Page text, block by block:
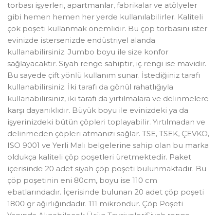
torbası işyerleri, apartmanlar, fabrikalar ve atölyeler
gibi hemen hemen her yerde kullanılabilirler. Kaliteli
çok poşeti kullanmak önemlidir. Bu çöp torbasını ister
evinizde istersenizde endüstriyel alanda
kullanabilirsiniz. Jumbo boyu ile size konfor
sağlayacaktır. Siyah renge sahiptir, iç rengi ise mavidir.
Bu sayede çift yönlü kullanım sunar. İstediğiniz tarafı
kullanabilirsiniz. İki tarafı da gönül rahatlığıyla
kullanabilirsiniz, iki tarafı da yırtılmalara ve delinmelere
karşı dayanıklıdır. Büyük boyu ile evinizdeki ya da
işyerinizdeki bütün çöpleri toplayabilir. Yırtılmadan ve
delinmeden çöpleri atmanızı sağlar. TSE, TSEK, ÇEVKO,
ISO 9001 ve Yerli Malı belgelerine sahip olan bu marka
oldukça kaliteli çöp poşetleri üretmektedir. Paket
içerisinde 20 adet siyah çöp poşeti bulunmaktadır. Bu
çöp poşetinin eni 80cm, boyu ise 110 cm
ebatlarındadır. İçerisinde bulunan 20 adet çöp poşeti
1800 gr ağırlığındadır. 111 mikrondur. Çöp Poşeti